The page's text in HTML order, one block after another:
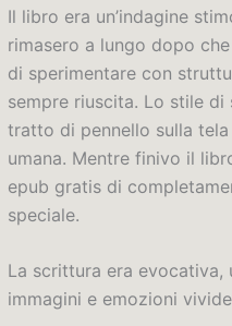
Il libro era un’indagine
rimasero a lungo dopo
di sperimentare con
sempre riuscita. Lo stile di
tratto di pennello sulla
umana. Mentre finivo il
epub gratis di
speciale.
La scrittura era evocativa,
immagini e emozioni